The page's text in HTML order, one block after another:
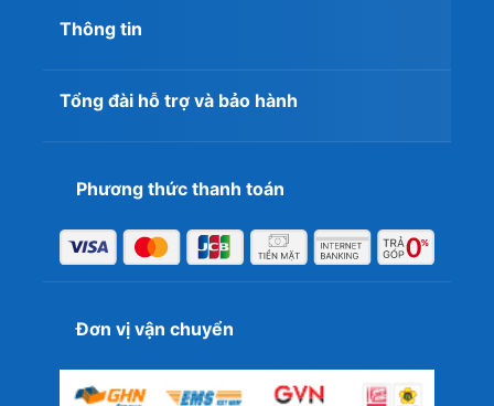
Thông tin
Tổng đài hỗ trợ và bảo hành
Phương thức thanh toán
Đơn vị vận chuyển